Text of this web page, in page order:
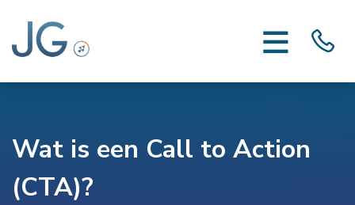
Wat is een Call to Action
(CTA)?